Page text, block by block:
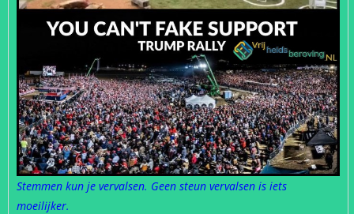
Stemmen kun je vervalsen. Geen steun vervalsen is iets
moeilijker.